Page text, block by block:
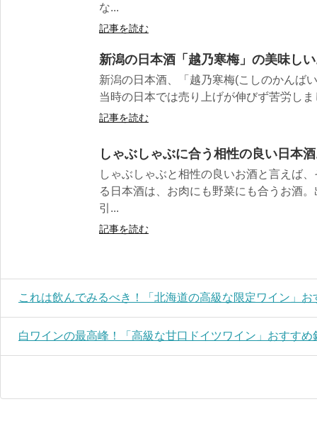
な...
記事を読む
新潟の日本酒「越乃寒梅」の美味し
新潟の日本酒、「越乃寒梅(こしのかんば
当時の日本では売り上げが伸びず苦労し
記事を読む
しゃぶしゃぶに合う相性の良い日本
しゃぶしゃぶと相性の良いお酒と言えば
る日本酒は、お肉にも野菜にも合うお酒
引...
記事を読む
これは飲んでみるべき！「北海道の高級な限定ワイン」お
白ワインの最高峰！「高級な甘口ドイツワイン」おすすめ